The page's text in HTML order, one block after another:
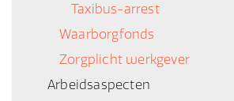
Taxibus-arrest
Waarborgfonds
Zorgplicht werkgever
Arbeidsaspecten